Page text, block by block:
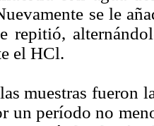
se le
repitió,
el HCl.
muestras fueron
un período no